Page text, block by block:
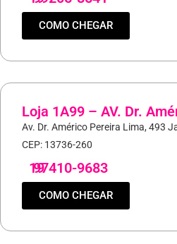
COMO CHEGAR
Loja 1A99 – AV. Dr.
Av. Dr. Américo Pereira Lima, 493
CEP: 13736-260
19
97410-9683
COMO CHEGAR